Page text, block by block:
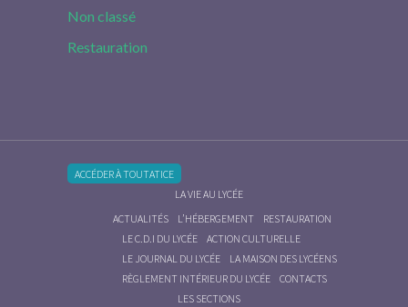
Non classé
Restauration
ACCÉDER À TOUTATICE
LA VIE AU LYCÉE
ACTUALITÉS
L’HÉBERGEMENT
RESTAURATION
LE C.D.I DU LYCÉE
ACTION CULTURELLE
LE JOURNAL DU LYCÉE
LA MAISON DES LYCÉENS
RÈGLEMENT INTÉRIEUR DU LYCÉE
CONTACTS
LES SECTIONS